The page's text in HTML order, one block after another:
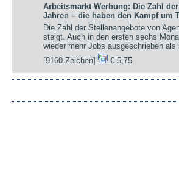
Arbeitsmarkt Werbung: Die Zahl
Jahren – die haben den Kampf um
Die Zahl der Stellenangebote von
steigt. Auch in den ersten sechs
wieder mehr Jobs ausgeschrieben als
[9160 Zeichen]
€ 5,75